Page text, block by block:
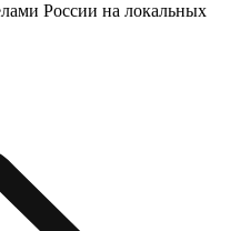
России на локальных